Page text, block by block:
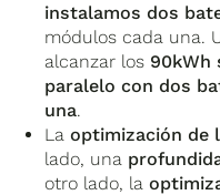
instalamos dos
módulos cada una.
alcanzar los 90kWh
paralelo con dos
una.
Laoptimización de
lado, una
otro lado, la